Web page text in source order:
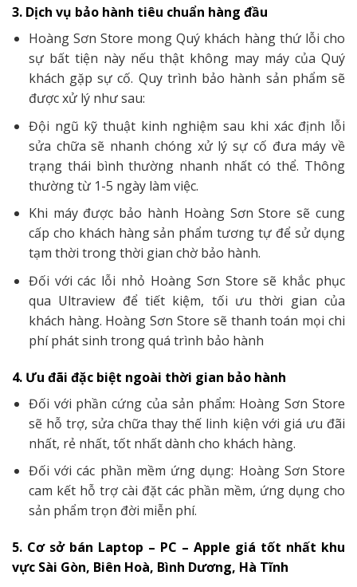
3. Dịch vụ bảo hành tiêu chuẩn hàng đầu
Hoàng Sơn Store mong Quý khách hàng thứ lỗi cho
sự bất tiện này nếu thật không may máy của Quý
khách gặp sự cố. Quy trình bảo hành sản phẩm sẽ
được xử lý như sau:
Đội ngũ kỹ thuật kinh nghiệm sau khi xác định lỗi
sửa chữa sẽ nhanh chóng xử lý sự cố đưa máy về
trạng thái bình thường nhanh nhất có thể. Thông
thường từ 1-5 ngày làm việc.
Khi máy được bảo hành Hoàng Sơn Store sẽ cung
cấp cho khách hàng sản phẩm tương tự để sử dụng
tạm thời trong thời gian chờ bảo hành.
Đối với các lỗi nhỏ Hoàng Sơn Store sẽ khắc phục
qua Ultraview để tiết kiệm, tối ưu thời gian của
khách hàng. Hoàng Sơn Store sẽ thanh toán mọi chi
phí phát sinh trong quá trình bảo hành
4. Ưu đãi đặc biệt ngoài thời gian bảo hành
Đối với phần cứng của sản phẩm: Hoàng Sơn Store
sẽ hỗ trợ, sửa chữa thay thế linh kiện với giá ưu đãi
nhất, rẻ nhất, tốt nhất dành cho khách hàng.
Đối với các phần mềm ứng dụng: Hoàng Sơn Store
cam kết hỗ trợ cài đặt các phần mềm, ứng dụng cho
sản phẩm trọn đời miễn phí.
5. Cơ sở bán Laptop – PC – Apple giá tốt nhất khu
vực Sài Gòn, Biên Hoà, Bình Dương, Hà Tĩnh